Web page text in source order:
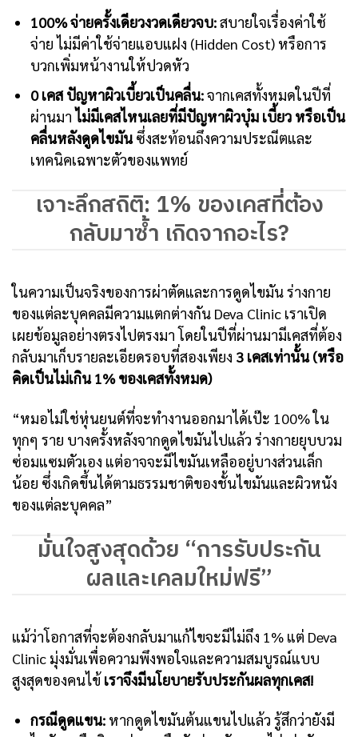
100% จ่ายครั้งเดียวงวดเดียวจบ:สบายใจเรื่องค่าใช้
จ่าย ไม่มีค่าใช้จ่ายแอบแฝง (Hidden Cost) หรือการ
บวกเพิ่มหน้างานให้ปวดหัว
0 เคส ปัญหาผิวเบี้ยวเป็นคลื่น:จากเคสทั้งหมดในปีที่
ผ่านมาไม่มีเคสไหนเลยที่มีปัญหาผิวบุ๋ม เบี้ยว หรือเป็น
คลื่นหลังดูดไขมันซึ่งสะท้อนถึงความประณีตและ
เทคนิคเฉพาะตัวของแพทย์
เจาะลึกสถิติ: 1% ของเคสที่ต้อง
กลับมาซ้ำ เกิดจากอะไร?
ในความเป็นจริงของการผ่าตัดและการดูดไขมัน ร่างกาย
ของแต่ละบุคคลมีความแตกต่างกัน Deva Clinic เราเปิด
เผยข้อมูลอย่างตรงไปตรงมา โดยในปีที่ผ่านมามีเคสที่ต้อง
กลับมาเก็บรายละเอียดรอบที่สองเพียง 3 เคสเท่านั้น (หรือ
คิดเป็นไม่เกิน 1% ของเคสทั้งหมด)
“หมอไม่ใช่หุ่นยนต์ที่จะทำงานออกมาได้เป๊ะ 100% ใน
ทุกๆ ราย บางครั้งหลังจากดูดไขมันไปแล้ว ร่างกายยุบบวม
ซ่อมแซมตัวเอง แต่อาจจะมีไขมันเหลืออยู่บางส่วนเล็ก
น้อย ซึ่งเกิดขึ้นได้ตามธรรมชาติของชั้นไขมันและผิวหนัง
ของแต่ละบุคคล”
มั่นใจสูงสุดด้วย “การรับประกัน
ผลและเคลมใหม่ฟรี”
แม้ว่าโอกาสที่จะต้องกลับมาแก้ไขจะมีไม่ถึง 1% แต่ Deva
Clinic มุ่งมั่นเพื่อความพึงพอใจและความสมบูรณ์แบบ
สูงสุดของคนไข้ เราจึงมีนโยบายรับประกันผลทุกเคส!
กรณีดูดแขน: หากดูดไขมันต้นแขนไปแล้ว รู้สึกว่ายังมี